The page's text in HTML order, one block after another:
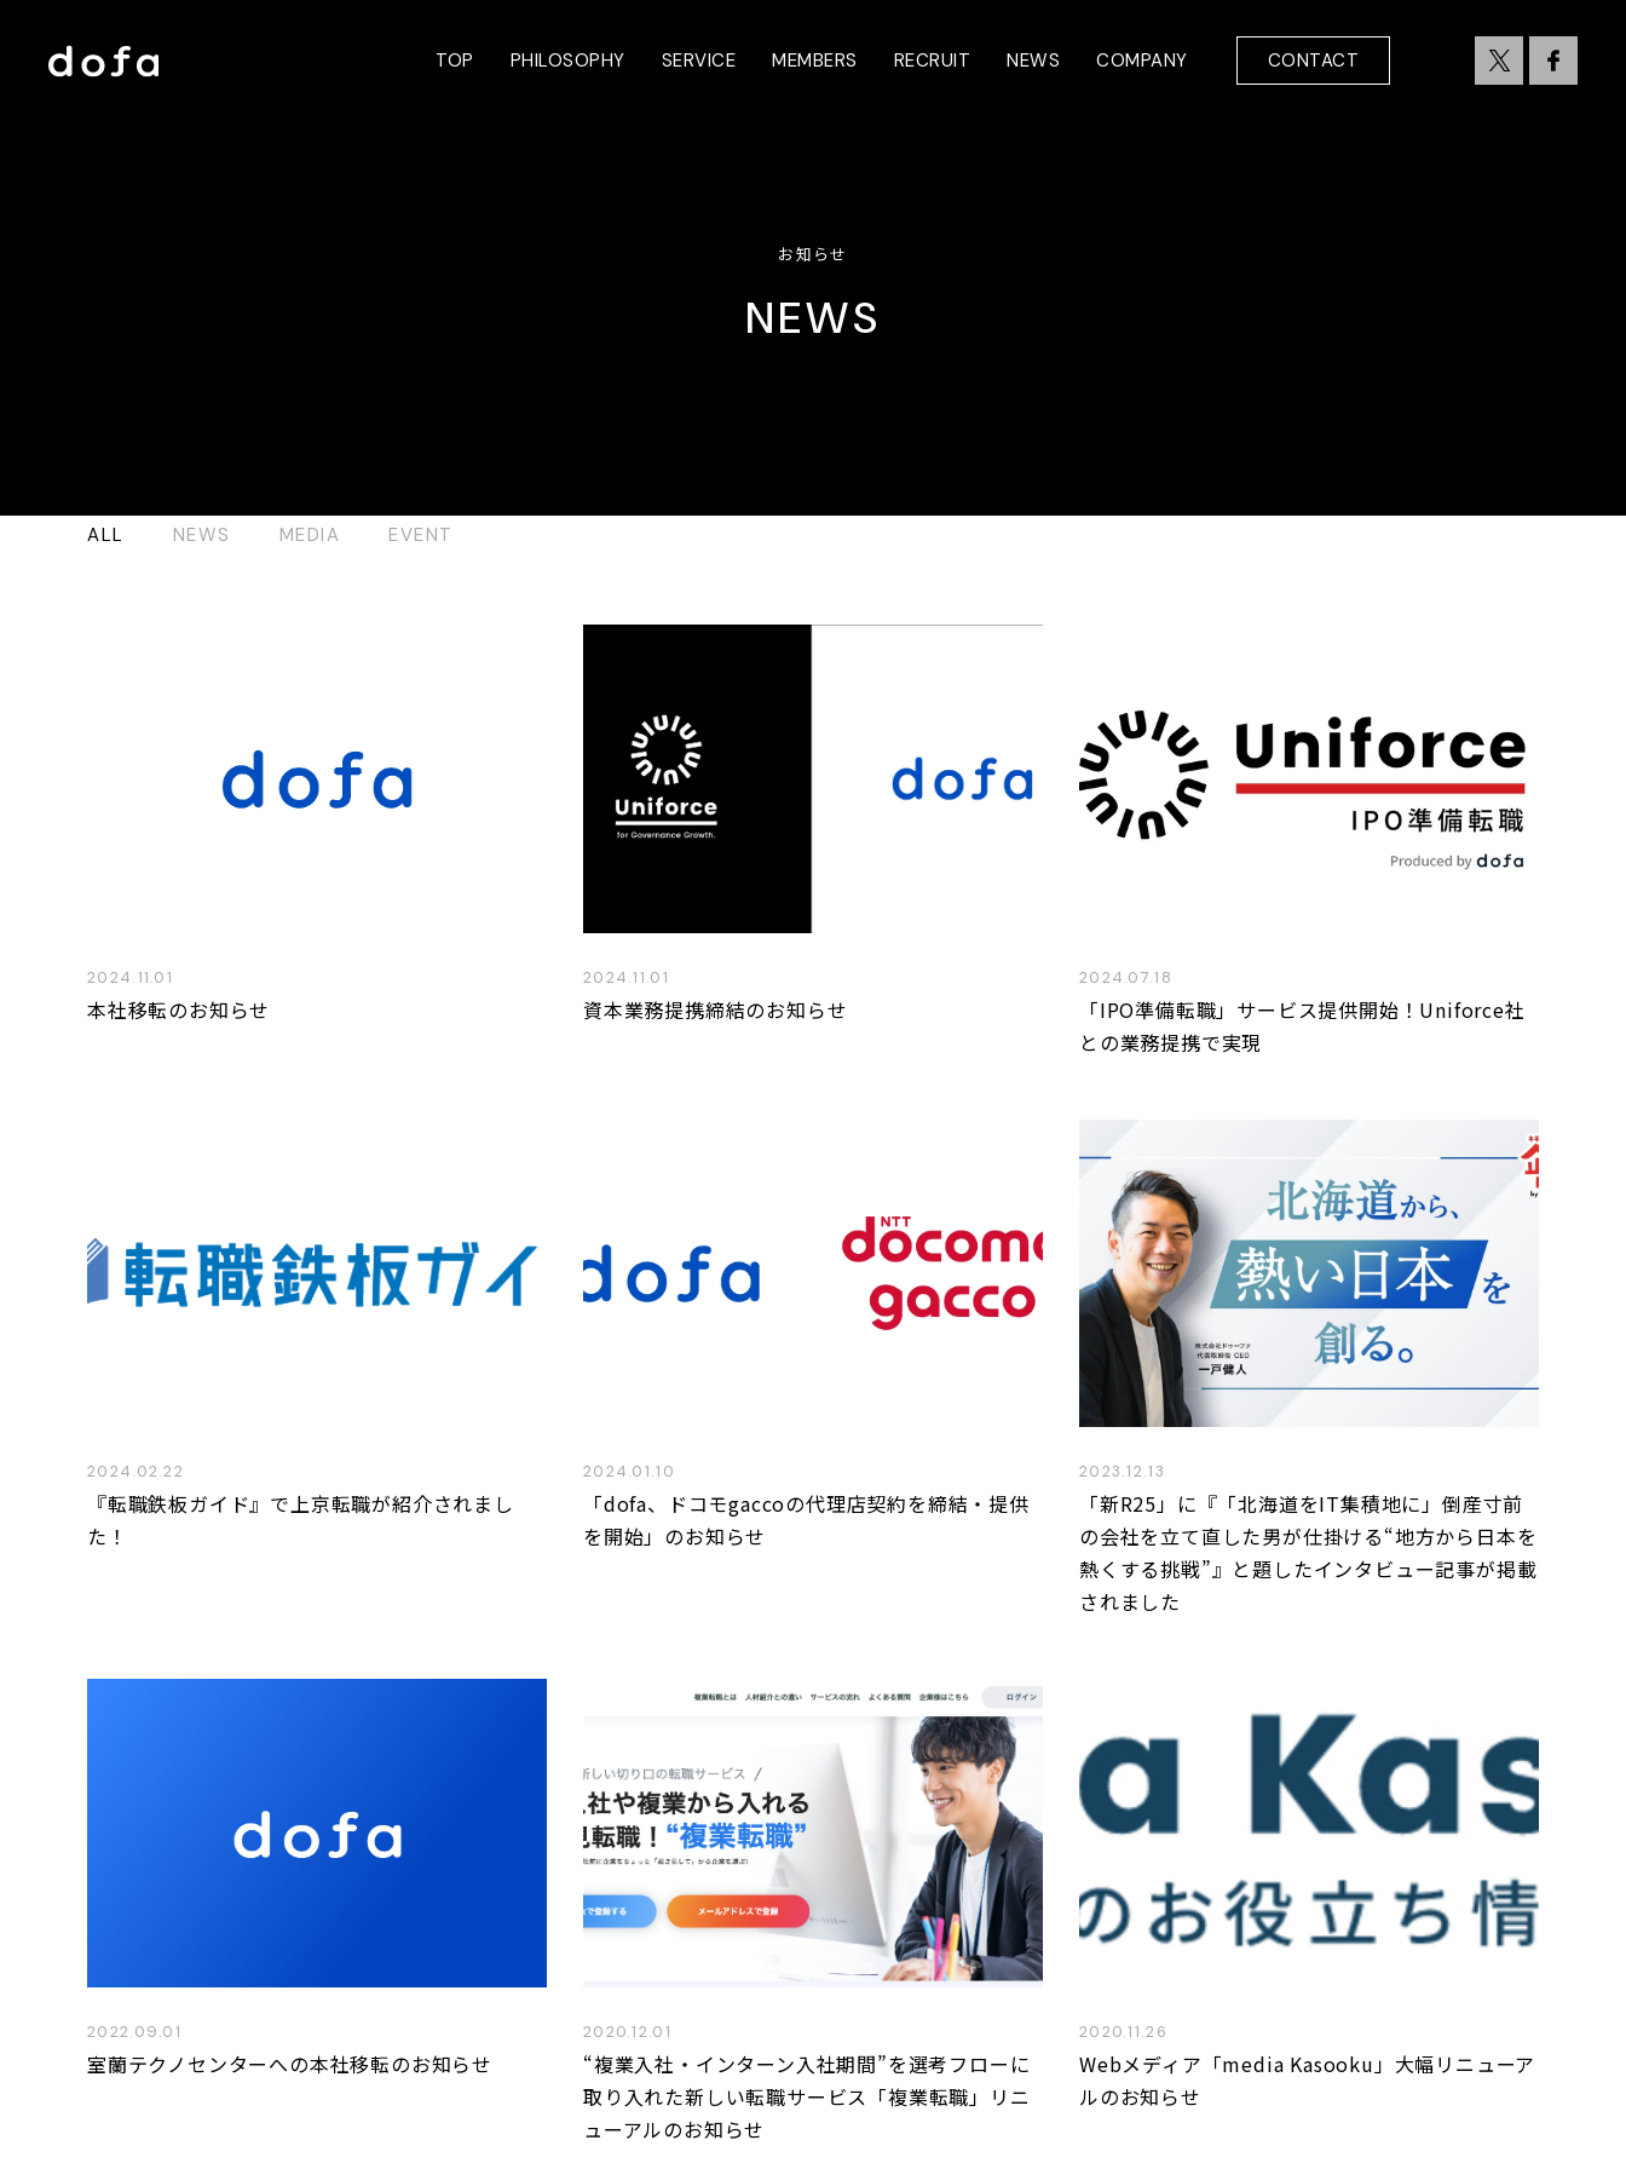
TOP PHILOSOPHY SERVICE MEMBERS RECRUIT NEWS COMPANY CONTACT
お知らせ
NEWS
ALL NEWS MEDIA EVENT
2024.11.01
本社移転のお知らせ
2024.11.01
資本業務提携締結のお知らせ
2024.07.18
「IPO準備転職」サービス提供開始！Uniforce社
との業務提携で実現
2024.02.22
『転職鉄板ガイド』で上京転職が紹介されまし
た！
2024.01.10
「dofa、ドコモgaccoの代理店契約を締結・提供
を開始」のお知らせ
2023.12.13
「新R25」に『「北海道をIT集積地に」倒産寸前
の会社を立て直した男が仕掛ける“地方から日本を
熱くする挑戦”』と題したインタビュー記事が掲載
されました
2022.09.01
室蘭テクノセンターへの本社移転のお知らせ
2020.12.01
“複業入社・インターン入社期間”を選考フローに
取り入れた新しい転職サービス「複業転職」リニ
ューアルのお知らせ
2020.11.26
Webメディア「media Kasooku」大幅リニューア
ルのお知らせ